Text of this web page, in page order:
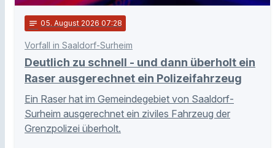
notes 05. August 2026 07:28
Vorfall in Saaldorf-Surheim
Deutlich zu schnell - und dann überholt ein
Raser ausgerechnet ein Polizeifahrzeug
Ein Raser hat im Gemeindegebiet von Saaldorf-
Surheim ausgerechnet ein ziviles Fahrzeug der
Grenzpolizei überholt.